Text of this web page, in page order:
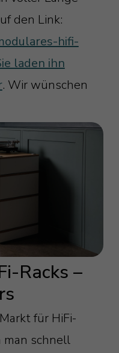
den Link:
hifi-
laden ihn
. Wir wünschen
Racks –
für HiFi-
man schnell